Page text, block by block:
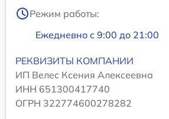
Режим работы:
Ежедневно с 9:00 до 21:00
РЕКВИЗИТЫ КОМПАНИИ
ИП Велес Ксения Алексеевна
ИНН 651300417740
ОГРН 322774600278282